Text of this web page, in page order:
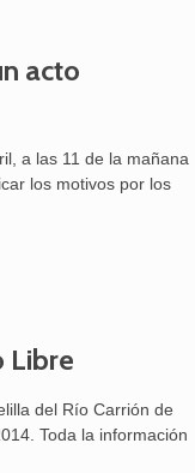
acto
a las 11 de la mañana
los motivos por los
Libre
del Río Carrión de
Toda la información